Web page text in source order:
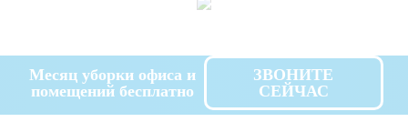
Месяц уборки офиса и
помещений бесплатно
ЗВОНИТЕ
СЕЙЧАС